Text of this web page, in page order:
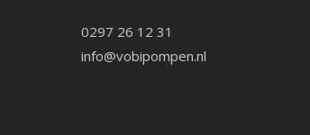
0297 26 12 31
info@vobipompen.nl